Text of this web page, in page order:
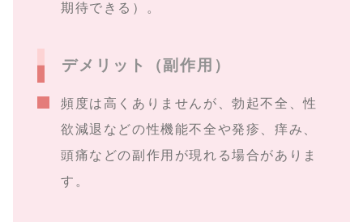
期待できる）。
デメリット（副作用）
頻度は高くありませんが、勃起不全、性
欲減退などの性機能不全や発疹、痒み、
頭痛などの副作用が現れる場合がありま
す。